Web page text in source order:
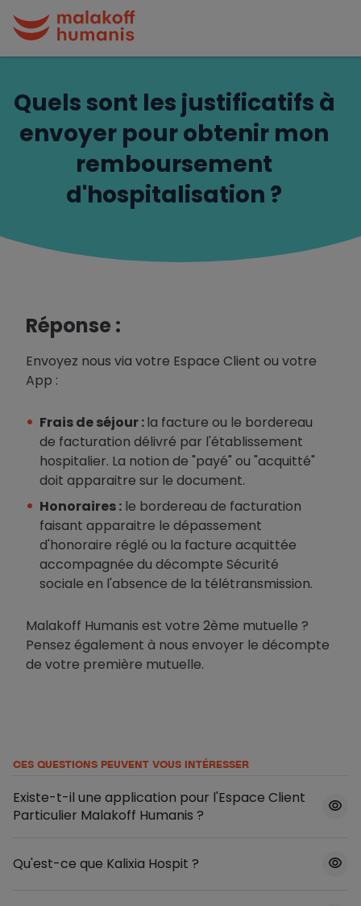
Quels sont les justificatifs à
envoyer pour obtenir mon
remboursement
d'hospitalisation ?
Réponse :
Envoyez nous via votre Espace Client ou votre
App : ​
Frais de séjour :la facture ou le bordereau
de facturation délivré par l'établissement
hospitalier. La notion de "payé" ou "acquitté"
doit apparaitre sur le document.
Honoraires : le bordereau de facturation
faisant apparaitre le dépassement
d'honoraire réglé ou la facture acquittée
accompagnée du décompte Sécurité
sociale en l'absence de la télétransmission.
Malakoff Humanis est votre 2ème mutuelle ?
Pensez également à nous envoyer le décompte
de votre première mutuelle.
CES QUESTIONS PEUVENT VOUS INTÉRESSER
Existe-t-il une application pour l'Espace Client
Particulier Malakoff Humanis ?
Qu'est-ce que Kalixia Hospit ?